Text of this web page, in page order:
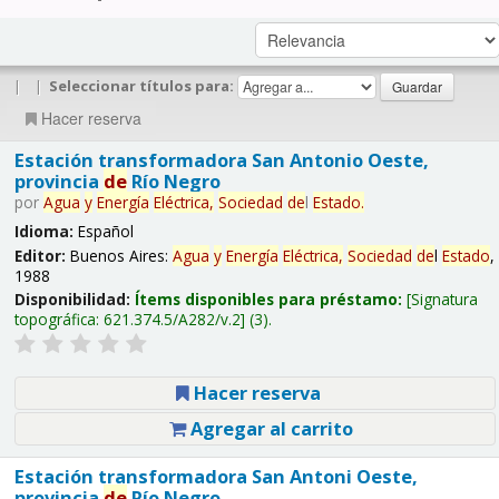
| | Seleccionar títulos para:
Hacer reserva
Estación transformadora San Antonio Oeste,
provincia deRío Negro
por Agua y Energía Eléctrica, Sociedad del Estado.
Idioma: Español
Editor: Buenos Aires: Agua y Energía Eléctrica, Sociedad del Estado,
1988
Disponibilidad: Ítems disponibles para préstamo: Signatura
topográfica: 621.374.5/A282/v.2 (3).
Hacer reserva
Agregar al carrito
Estación transformadora San Antoni Oeste,